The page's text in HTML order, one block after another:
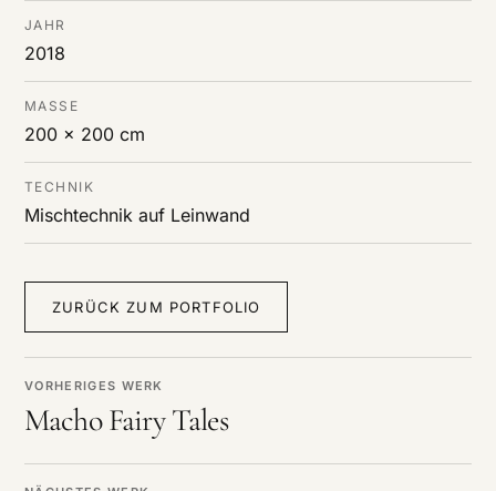
VORHERIGES WERK
Macho Fairy Tales
JAHR
2018
MASSE
200 x 200 cm
TECHNIK
Mischtechnik auf Leinwand
ZURÜCK ZUM PORTFOLIO